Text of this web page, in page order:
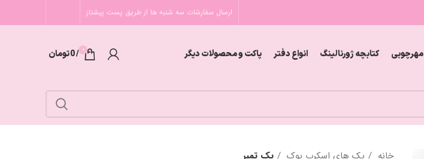
ارسال سفارشات سه شنبه ها از طریق پست پیشتاز
مهرچوبی کتابچه ژورنالینگ انواع دفتر پاکت و محصولات دیگر 0
/
0تومان
خانه پک های اسکرپ بوک پک تمبر